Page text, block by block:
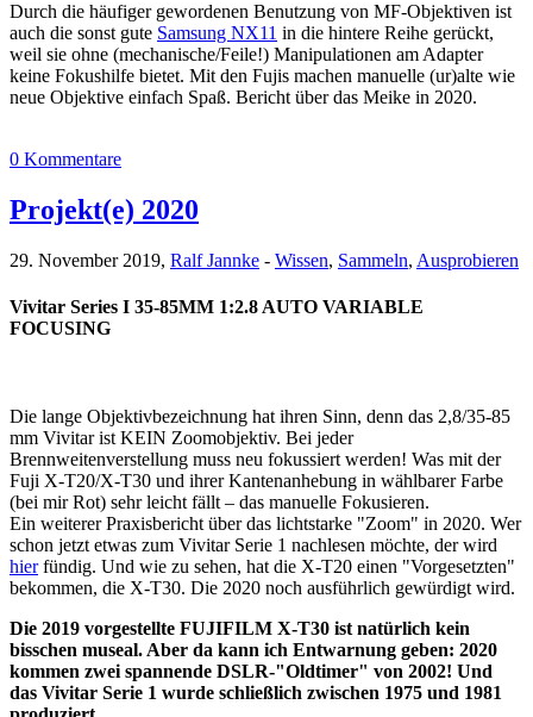
Durch die häufiger gewordenen Benutzung von MF-Objektiven ist
auch die sonst gute Samsung NX11 in die hintere Reihe gerückt,
weil sie ohne (mechanische/Feile!) Manipulationen am Adapter
keine Fokushilfe bietet. Mit den Fujis machen manuelle (ur)alte wie
neue Objektive einfach Spaß. Bericht über das Meike in 2020.
0 Kommentare
Projekt(e) 2020
29. November 2019, Ralf Jannke - Wissen, Sammeln, Ausprobieren
Vivitar Series I 35-85MM 1:2.8 AUTO VARIABLE
FOCUSING
Die lange Objektivbezeichnung hat ihren Sinn, denn das 2,8/35-85
mm Vivitar ist KEIN Zoomobjektiv. Bei jeder
Brennweitenverstellung muss neu fokussiert werden! Was mit der
Fuji X-T20/X-T30 und ihrer Kantenanhebung in wählbarer Farbe
(bei mir Rot) sehr leicht fällt – das manuelle Fokusieren.
Ein weiterer Praxisbericht über das lichtstarke "Zoom" in 2020. Wer
schon jetzt etwas zum Vivitar Serie 1 nachlesen möchte, der wird
hierfündig. Und wie zu sehen, hat die X-T20 einen "Vorgesetzten"
bekommen, die X-T30. Die 2020 noch ausführlich gewürdigt wird.
Die 2019 vorgestellte FUJIFILM X-T30 ist natürlich kein
bisschen museal. Aber da kann ich Entwarnung geben: 2020
kommen zwei spannende DSLR-"Oldtimer" von 2002! Und
das Vivitar Serie 1 wurde schließlich zwischen 1975 und 1981